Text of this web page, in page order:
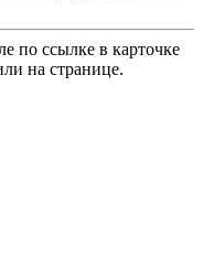
по ссылке в карточке
на странице.